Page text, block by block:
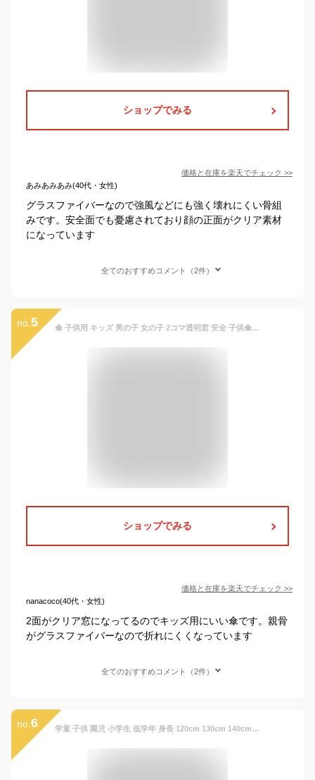
ショップでみる
価格と在庫を楽天でチェック >>
あみあみあみ(40代・女性)
グラスファイバーなので強風などにも強く壊れにくい骨組
みです。安全面でも憂慮されており顔の正面がクリア素材
になっています
全てのおすすめコメント（2件）
no. 5 傘 子供用 キッズ 男の子 女の子 2コマ透明窓 安全 子供傘 ワンタッチ ジャンプ傘 入園 入学 55センチ 60センチ 小学生
ショップでみる
価格と在庫を楽天でチェック >>
nanacoco(40代・女性)
2面がクリア窓になってるのでキッズ用にいい傘です。親骨
がグラスファイバーなので折れにくくなっています
全てのおすすめコメント（2件）
no. 6 学童 子供 園児 小学生 低学年 身長 120cm 130cm 140cm お猪口 耐風 透明 窓 暗闇 安心 安全 反射テープ 手開 手動 ジャンプ ワンタッチ 傘 50cm 55cm 58cm 卒園 入学 ギフト 通学 通園 梅雨 雨 JUPA基準 ASS08TB50 ASS08TB55 ASS09JP50 ASS09JP55 ASS09JP58